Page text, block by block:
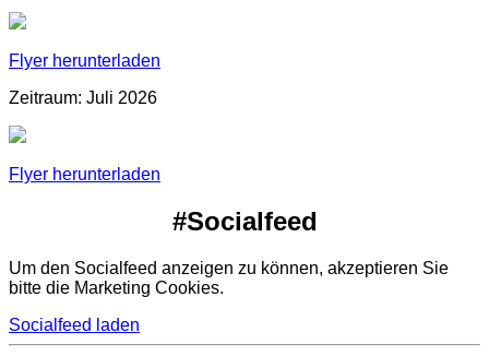
Flyer herunterladen
Zeitraum: Juli 2026
Flyer herunterladen
#Socialfeed
Um den Socialfeed anzeigen zu können, akzeptieren Sie
bitte die Marketing Cookies.
Socialfeed laden